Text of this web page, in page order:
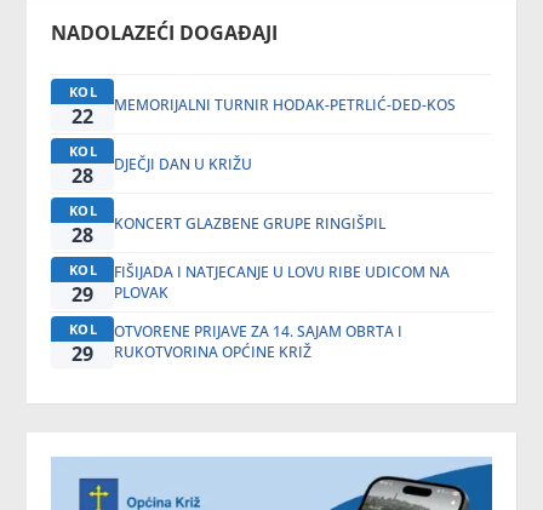
NADOLAZEĆI DOGAĐAJI
KOL
22 MEMORIJALNI TURNIR HODAK-PETRLIĆ-DED-KOS
KOL
28 DJEČJI DAN U KRIŽU
KOL
28 KONCERT GLAZBENE GRUPE RINGIŠPIL
KOL
29
FIŠIJADA I NATJECANJE U LOVU RIBE UDICOM NA
PLOVAK
KOL
29
OTVORENE PRIJAVE ZA 14. SAJAM OBRTA I
RUKOTVORINA OPĆINE KRIŽ